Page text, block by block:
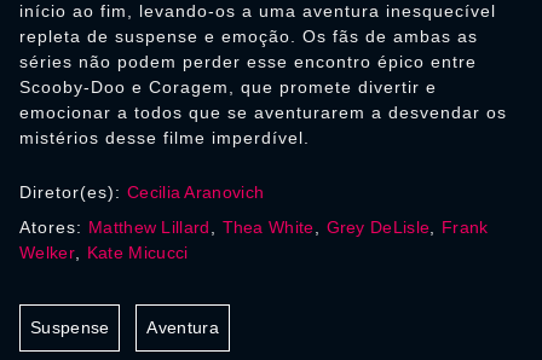
início ao fim, levando-os a uma aventura inesquecível
repleta de suspense e emoção. Os fãs de ambas as
séries não podem perder esse encontro épico entre
Scooby-Doo e Coragem, que promete divertir e
emocionar a todos que se aventurarem a desvendar os
mistérios desse filme imperdível.
Diretor(es): Cecilia Aranovich
Atores: Matthew Lillard Thea White Grey DeLisle
Frank
Welker, Kate Micucci
Suspense Aventura